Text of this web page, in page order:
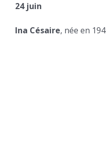
24 juin
Ina Césaire, née en